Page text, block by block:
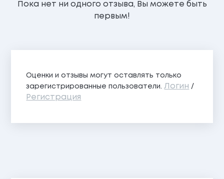
Пока нет ни одного отзыва, Вы можете быть
первым!
Оценки и отзывы могут оставлять только
зарегистрированные пользователи.Логин /
Регистрация